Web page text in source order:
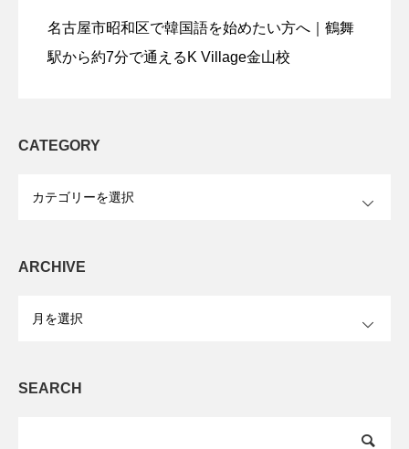
名古屋市昭和区で韓国語を始めたい方へ｜鶴舞
駅から約7分で通えるK Village金山校
CATEGORY
ARCHIVE
SEARCH